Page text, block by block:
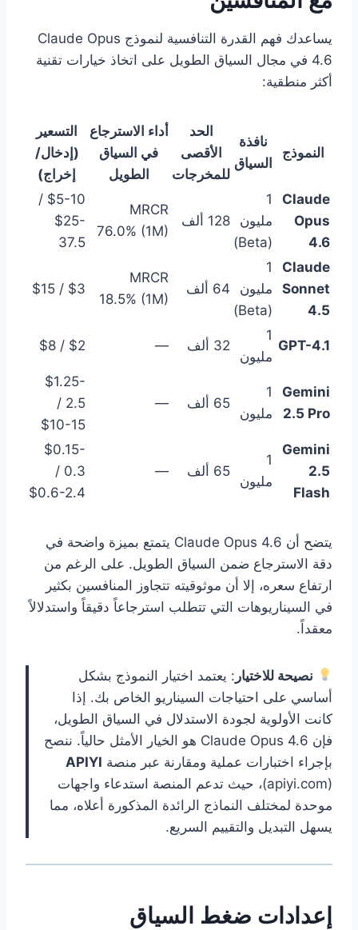
يساعدك فهم القدرة التنافسية لنموذج Claude Opus
4.6 في مجال السياق الطويل على اتخاذ خيارات تقنية
أكثر منطقية:
النموذج
نافذة
السياق
الحد
الأقصى
للمخرجات
أداء الاسترجاع
في السياق
الطويل
التسعير
(إدخال/
إخراج)
Claude
Opus
4.6
1
مليون
(Beta)
128 ألف
MRCR
76.0% (1M)
$5-10 /
$25-
37.5
Claude
Sonnet
4.5
1
مليون
(Beta)
64 ألف
MRCR
18.5% (1M)
$3 / $15
GPT-4.1
1
مليون
32 ألف —
$2 / $8
Gemini
2.5 Pro
1
مليون
65 ألف —
$1.25-
2.5 /
$10-15
Gemini
2.5
Flash
1
مليون
65 ألف —
$0.15-
0.3 /
$0.6-2.4
يتضح أن Claude Opus 4.6 يتمتع بميزة واضحة في
دقة الاسترجاع ضمن السياق الطويل. على الرغم من
ارتفاع سعره، إلا أن موثوقيته تتجاوز المنافسين بكثير
في السيناريوهات التي تتطلب استرجاعاً دقيقاً واستدلالاً
معقداً.
نصيحة للاختيار : يعتمد اختيار النموذج بشكل
أساسي على احتياجات السيناريو الخاص بك. إذا
كانت الأولوية لجودة الاستدلال في السياق الطويل،
فإن Claude Opus 4.6 هو الخيار الأمثل حالياً. ننصح
بإجراء اختبارات عملية ومقارنة عبر منصة APIYI
(apiyi.com)، حيث تدعم المنصة استدعاء واجهات
موحدة لمختلف النماذج الرائدة المذكورة أعلاه، مما
يسهل التبديل والتقييم السريع.
إعدادات ضغط السياق